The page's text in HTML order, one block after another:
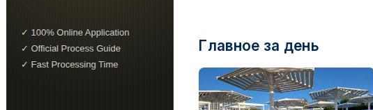
Главное за день